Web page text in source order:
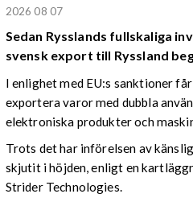
2026 08 07
Sedan Rysslands fullskaliga
svensk export till Ryssland
I enlighet med EU:s sanktioner
exportera varor med dubbla
elektroniska produkter och
Trots det har införelsen av
skjutit i höjden, enligt en
Strider Technologies.